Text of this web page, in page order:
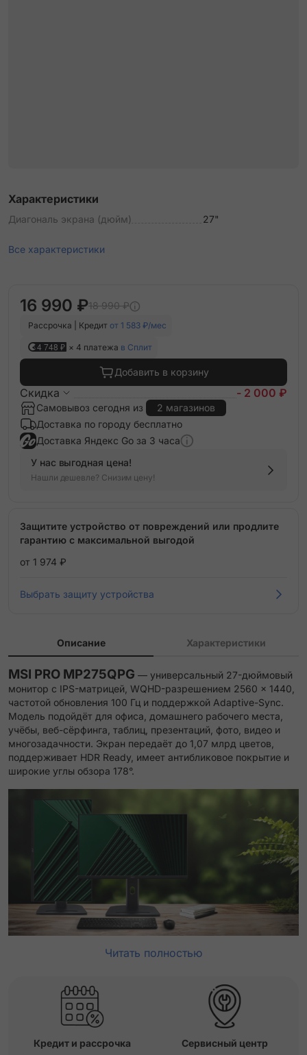
Характеристики
Диагональ экрана (дюйм) 27"
Все характеристики
16 990 ₽18 990 ₽
Рассрочка | Кредит от 1 583 ₽/мес
4 748 ₽ × 4 платежа в Сплит
Добавить в корзину
Скидка - 2 000 ₽
Самовывоз сегодня из
2 магазинов
Доставка по городу бесплатно
Доставка Яндекс Go за 3 часа
У нас выгодная цена!
Нашли дешевле? Снизим цену!
Защитите устройство от повреждений или продлите
гарантию с максимальной выгодой
от 1 974 ₽
Выбрать защиту устройства
Описание Характеристики
MSI PRO MP275QPG — универсальный 27-дюймовый
монитор с IPS-матрицей, WQHD-разрешением 2560 × 1440,
частотой обновления 100 Гц и поддержкой Adaptive-Sync.
Модель подойдёт для офиса, домашнего рабочего места,
учёбы, веб-сёрфинга, таблиц, презентаций, фото, видео и
многозадачности. Экран передаёт до 1,07 млрд цветов,
поддерживает HDR Ready, имеет антибликовое покрытие и
широкие углы обзора 178°.
Читать полностью
Кредит и рассрочка Сервисный центр